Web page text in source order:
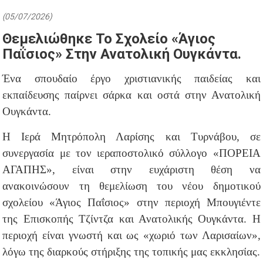
(05/07/2026)
Θεμελιώθηκε Το Σχολείο «Άγιος
Παΐσιος» Στην Ανατολική Ουγκάντα.
Ένα σπουδαίο έργο χριστιανικής παιδείας και
εκπαίδευσης παίρνει σάρκα και οστά στην Ανατολική
Ουγκάντα.
Η Ιερά Μητρόπολη Λαρίσης και Τυρνάβου, σε
συνεργασία με τον ιεραποστολικό σύλλογο «ΠΟΡΕΙΑ
ΑΓΑΠΗΣ», είναι στην ευχάριστη θέση να
ανακοινώσουν τη θεμελίωση του νέου δημοτικού
σχολείου «Άγιος Παΐσιος» στην περιοχή Μπουγιέντε
της Επισκοπής Τζίντζα και Ανατολικής Ουγκάντα. Η
περιοχή είναι γνωστή και ως «χωριό των Λαρισαίων»,
λόγω της διαρκούς στήριξης της τοπικής μας εκκλησίας.